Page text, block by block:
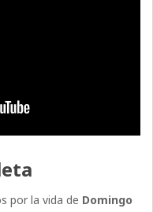
por la vida de Domingo